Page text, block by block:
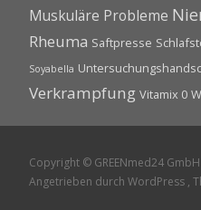
Muskuläre Probleme
Rheuma Saftpresse
Soyabella
Verkrampfung Vitamix 0
Copyright © GREENmed24 GmbH
Angetrieben durch WordPress ,